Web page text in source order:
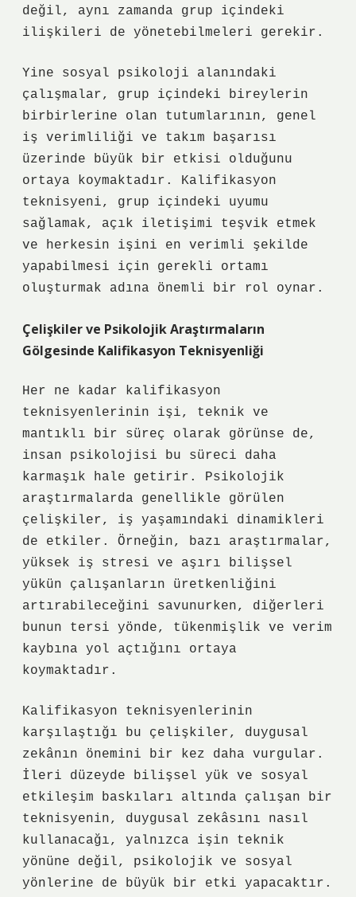
değil, aynı zamanda grup içindeki
ilişkileri de yönetebilmeleri gerekir.
Yine sosyal psikoloji alanındaki
çalışmalar, grup içindeki bireylerin
birbirlerine olan tutumlarının, genel
iş verimliliği ve takım başarısı
üzerinde büyük bir etkisi olduğunu
ortaya koymaktadır. Kalifikasyon
teknisyeni, grup içindeki uyumu
sağlamak, açık iletişimi teşvik etmek
ve herkesin işini en verimli şekilde
yapabilmesi için gerekli ortamı
oluşturmak adına önemli bir rol oynar.
Çelişkiler ve Psikolojik Araştırmaların
Gölgesinde Kalifikasyon Teknisyenliği
Her ne kadar kalifikasyon
teknisyenlerinin işi, teknik ve
mantıklı bir süreç olarak görünse de,
insan psikolojisi bu süreci daha
karmaşık hale getirir. Psikolojik
araştırmalarda genellikle görülen
çelişkiler, iş yaşamındaki dinamikleri
de etkiler. Örneğin, bazı araştırmalar,
yüksek iş stresi ve aşırı bilişsel
yükün çalışanların üretkenliğini
artırabileceğini savunurken, diğerleri
bunun tersi yönde, tükenmişlik ve verim
kaybına yol açtığını ortaya
koymaktadır.
Kalifikasyon teknisyenlerinin
karşılaştığı bu çelişkiler, duygusal
zekânın önemini bir kez daha vurgular.
İleri düzeyde bilişsel yük ve sosyal
etkileşim baskıları altında çalışan bir
teknisyenin, duygusal zekâsını nasıl
kullanacağı, yalnızca işin teknik
yönüne değil, psikolojik ve sosyal
yönlerine de büyük bir etki yapacaktır.